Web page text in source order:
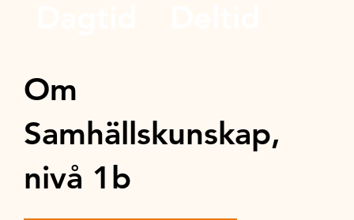
Om
Samhällskunskap,
nivå 1b